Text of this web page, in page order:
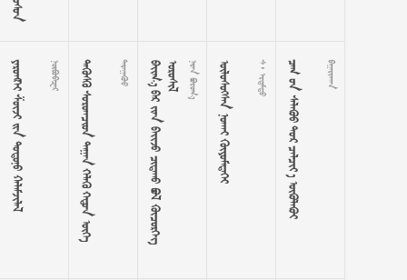

     
       






































   
   
     